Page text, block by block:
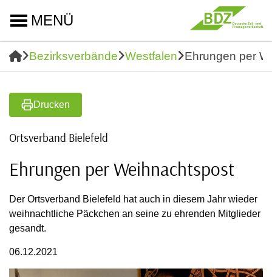
MENÜ
Bezirksverbände Westfalen Ehrungen per
Drucken
Ortsverband Bielefeld
Ehrungen per Weihnachtspost
Der Ortsverband Bielefeld hat auch in diesem Jahr wieder
weihnachtliche Päckchen an seine zu ehrenden Mitglieder
gesandt.
06.12.2021